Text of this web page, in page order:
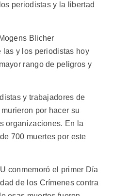
periodistas y la libertad
Blicher
las y los periodistas hoy
rango de peligros y
y trabajadores de
por hacer su
organizaciones. En la
700 muertes por este
conmemoró el primer Día
de los Crímenes contra